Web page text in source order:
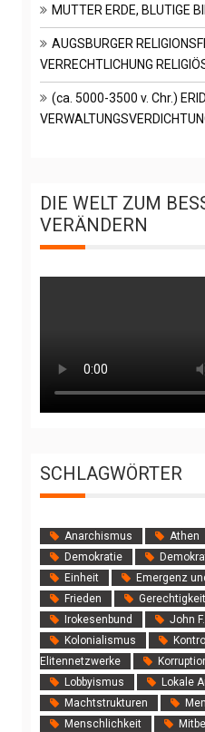
MUTTER ERDE, BLUTIGE
AUGSBURGER
VERRECHTLICHUNG
(ca. 5000-3500 v. Chr.)
DIE WELT ZUM
VERÄNDERN
SCHLAGWÖRTER
Anarchismus Athen
Demokratie
Einheit
Emergenz
Frieden
Gerechtigkeit
Irokesenbund
John
Kolonialismus
Elitennetzwerke
Lobbyismus
Lokale
Machtstrukturen
Menschlichkeit